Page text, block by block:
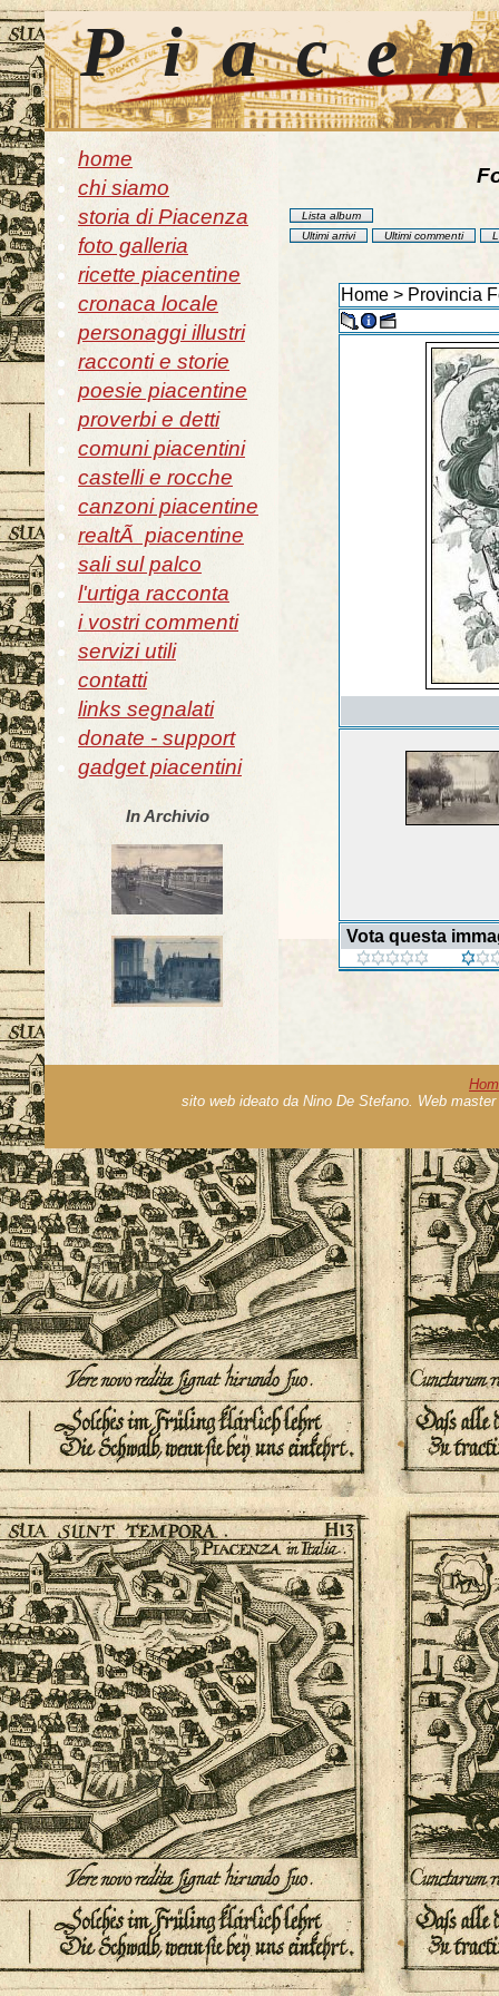
home
chi siamo
storia di Piacenza
foto galleria
ricette piacentine
cronaca locale
personaggi illustri
racconti e storie
poesie piacentine
proverbi e detti
comuni piacentini
castelli e rocche
canzoni piacentine
realtÃ piacentine
sali sul palco
l'urtiga racconta
i vostri commenti
servizi utili
contatti
links segnalati
donate - support
gadget piacentini
In Archivio
Lista album
Ultimi arrivi
Ultimi commenti
Home> Provincia
Vota questa
sito web ideato da Nino De Stefano. Web